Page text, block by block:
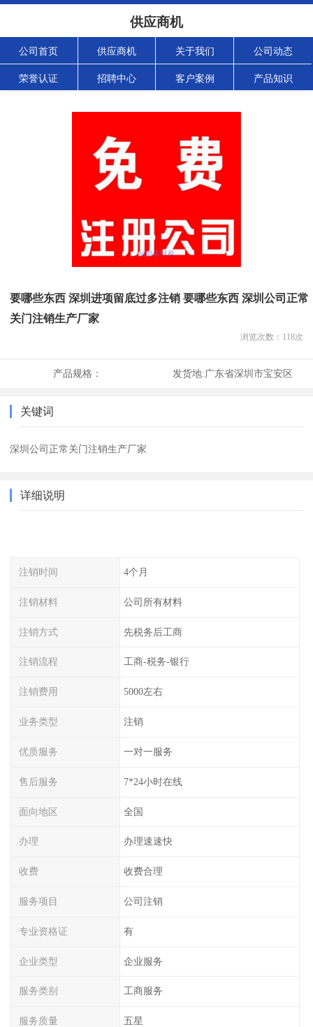
供应商机
公司首页 供应商机 关于我们 公司动态
荣誉认证 招聘中心 客户案例 产品知识
要哪些东西 深圳进项留底过多注销 要哪些东西 深圳公司正常
关门注销生产厂家
浏览次数： 118次
产品规格： 发货地:广东省深圳市宝安区
关键词
深圳公司正常关门注销生产厂家
详细说明
注销时间 4个月
注销材料 公司所有材料
注销方式 先税务后工商
注销流程 工商-税务-银行
注销费用 5000左右
业务类型 注销
优质服务 一对一服务
售后服务 7*24小时在线
面向地区 全国
办理 办理速速快
收费 收费合理
服务项目 公司注销
专业资格证 有
企业类型 企业服务
服务类别 工商服务
服务质量 五星